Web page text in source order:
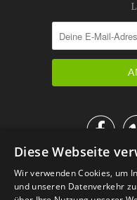

IM KATALOG
Diese Webseite
Wir verwenden Cookies, um
und unseren Datenverkehr